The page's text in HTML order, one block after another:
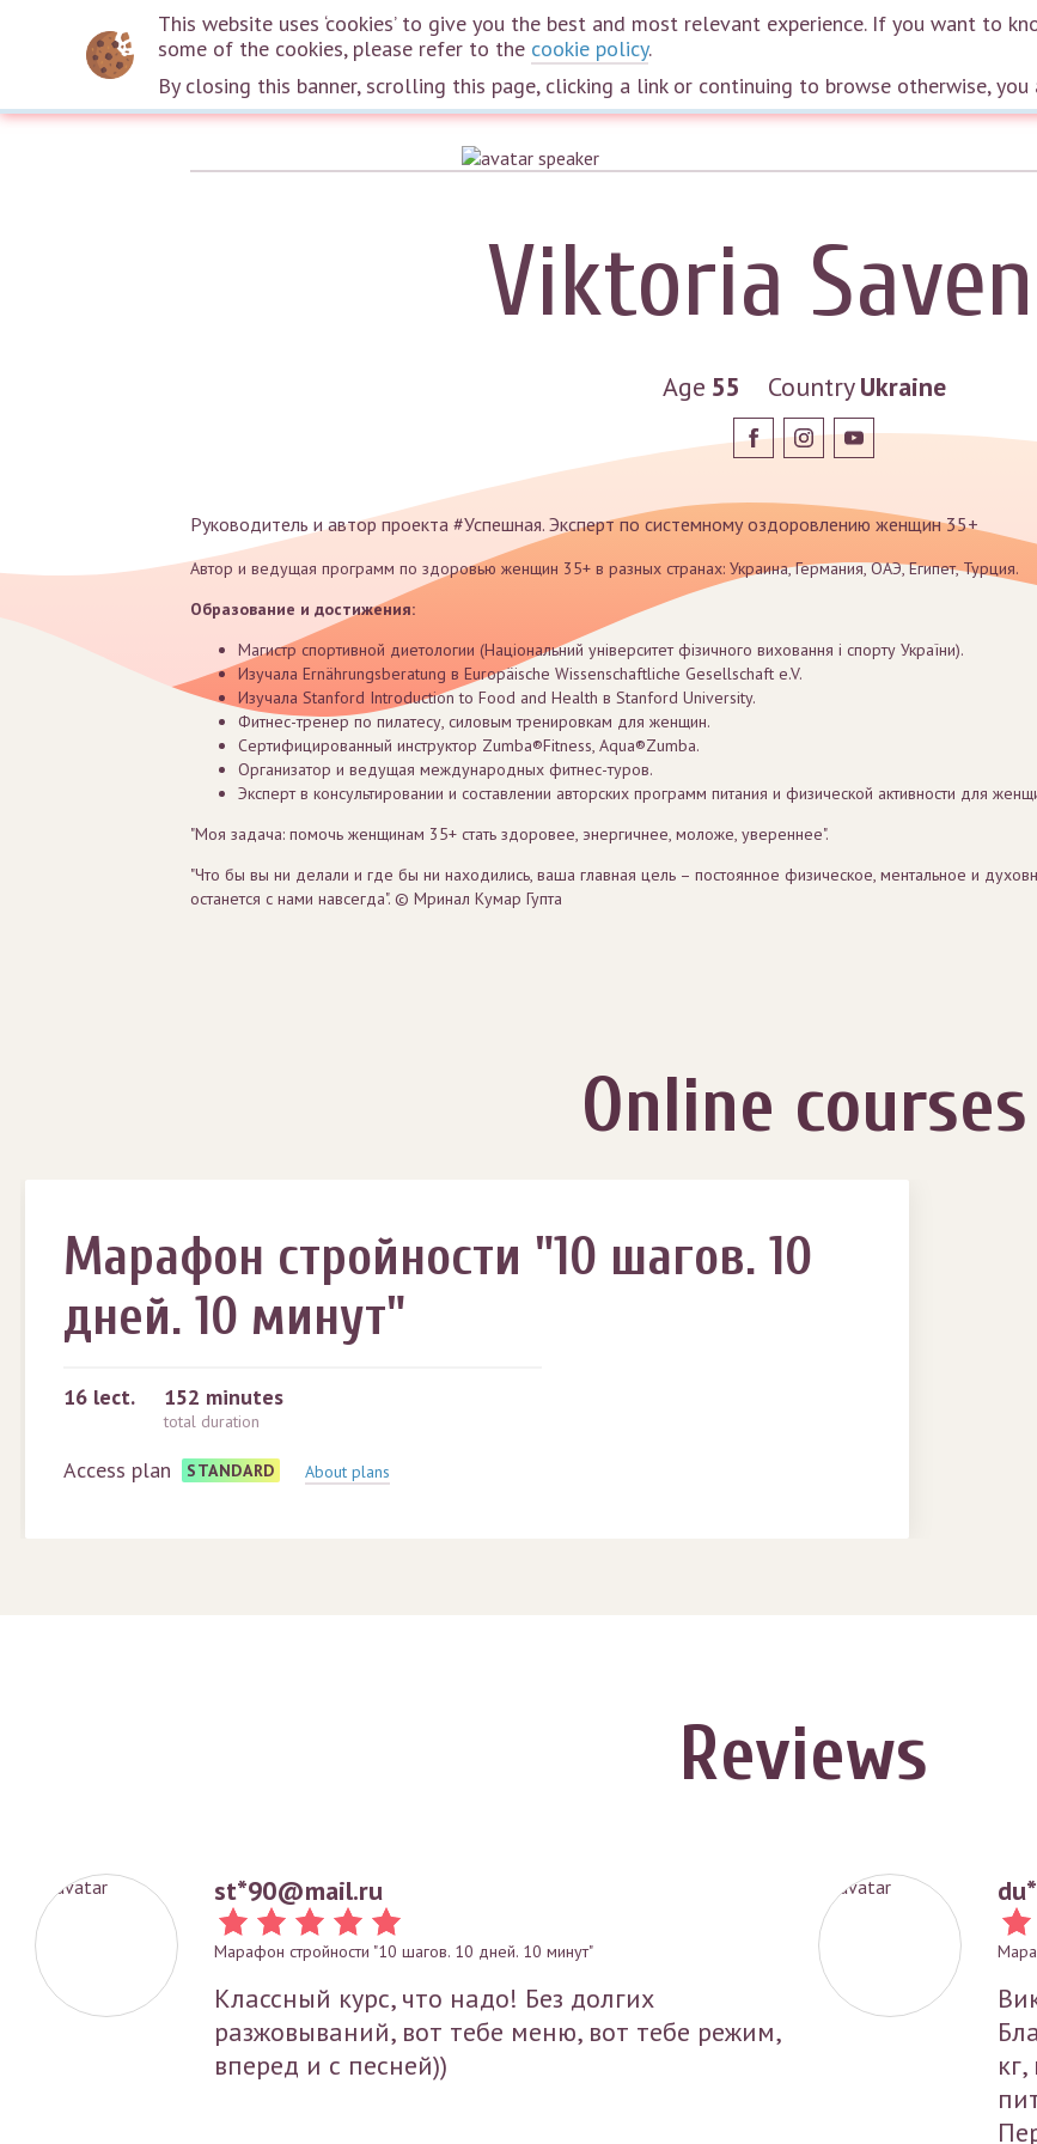
Viktoria
Age 55 CountryUkraine
Руководитель и автор проекта #Успешная. Эксперт по системному оздоровлению женщин 35+
Автор и ведущая программ по здоровью женщин 35+ в разных странах: Украина, Германия, ОАЭ, Египет, Турция.
Образование и достижения:
Магистр спортивной диетологии (Національний університет фізичного виховання і спорту України).
Изучала Ernährungsberatung в Europäische Wissenschaftliche Gesellschaft e.V.
Изучала Stanford Introduction to Food and Health в Stanford University.
Фитнес-тренер по пилатесу, силовым тренировкам для женщин.
Сертифицированный инструктор Zumba®Fitness, Aqua®Zumba.
Организатор и ведущая международных фитнес-туров.
Эксперт в консультировании и составлении авторских программ питания и физической активности для
"Моя задача: помочь женщинам 35+ стать здоровее, энергичнее, моложе, увереннее".
"Что бы вы ни делали и где бы ни находились, ваша главная цель – постоянное физическое, ментальное и
останется с нами навсегда". © Мринал Кумар Гупта
Home Courses
Online courses
Марафон стройности "10 шагов. 10
дней. 10 минут"
16 lect. 152 minutes
total duration
Access plan STANDARD About plans
Reviews
st*90@mail.ru
Марафон стройности "10 шагов. 10 дней. 10 минут"
Классный курс, что надо! Без долгих
разжовываний, вот тебе меню, вот тебе режим,
вперед и с песней))
du*
This website uses ‘cookies’ to give you the best and most relevant experience. If you want to
some of the cookies, please refer to the cookie policy.
By closing this banner, scrolling this page, clicking a link or continuing to browse otherwise,